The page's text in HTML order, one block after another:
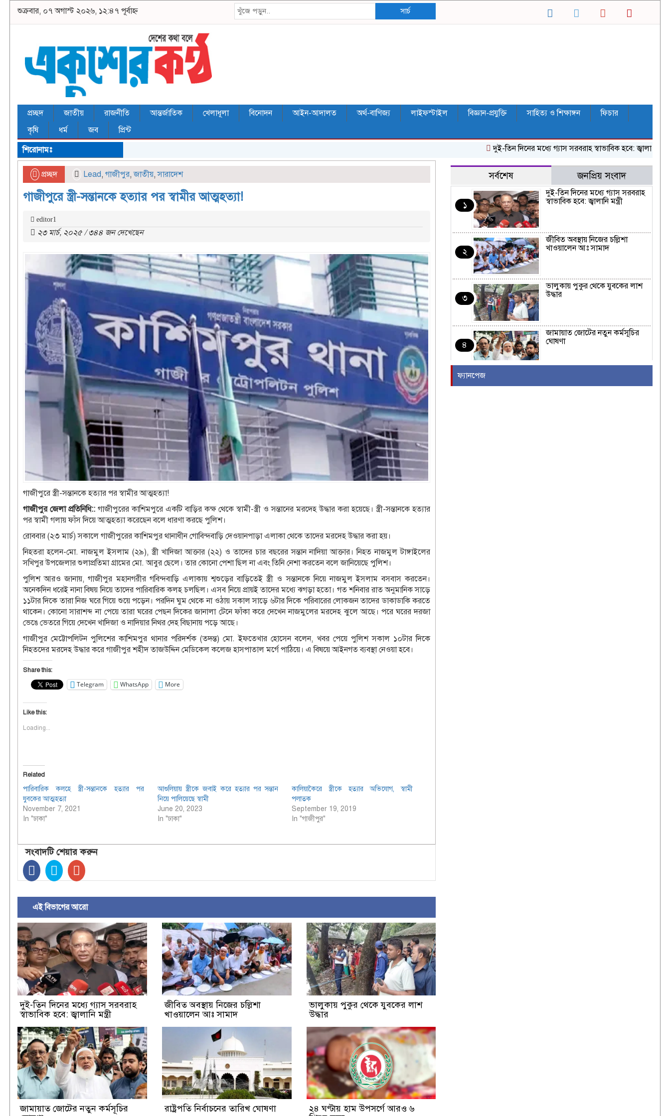
শুক্রবার, ০৭ অগাস্ট ২০২৬, ১২:৪৭ পূর্বাহ্ন সার্চ
প্রচ্ছদ জাতীয় রাজনীতি আন্তর্জাতিক খেলাধূলা বিনোদন আইন-আদালত অর্থ-বাণিজ্য লাইফস্টাইল বিজ্ঞান-প্রযুক্তি সাহিত্য ও শিক্ষাঙ্গন
ফিচার
কৃষি
ধর্ম জব
প্রিন্ট
শিরোনামঃ
দুই-তিন দিনের মধ্যে গ্যাস সরবরাহ স্বাভাবিক হবে: জ্বালানি মন্ত্রী
প্রচ্ছদ Lead, গাজীপুর,জাতীয়,সারাদেশ
গাজীপুরে স্ত্রী-সন্তানকে হত্যার পর স্বামীর আত্মহত্যা!
editor1
২৩ মার্চ, ২০২৫ / ৩৪৪ জন দেখেছেন
গাজীপুরে স্ত্রী-সন্তানকে হত্যার পর স্বামীর আত্মহত্যা!
গাজীপুর জেলা প্রতিনিধি:: গাজীপুরের কাশিমপুরে একটি বাড়ির কক্ষ থেকে স্বামী-স্ত্রী ও সন্তানের মরদেহ উদ্ধার করা হয়েছে। স্ত্রী-সন্তানকে হত্যার
পর স্বামী গলায় ফাঁস দিয়ে আত্মহত্যা করেছেন বলে ধারণা করছে পুলিশ।
রোববার (২৩ মার্চ) সকালে গাজীপুরের কাশিমপুর থানাধীন গোবিন্দবাড়ি দেওয়ানপাড়া এলাকা থেকে তাদের মরদেহ উদ্ধার করা হয়।
নিহতরা হলেন-মো. নাজমুল ইসলাম (২৯), স্ত্রী খাদিজা আক্তার (২২) ও তাদের চার বছরের সন্তান নাদিয়া আক্তার। নিহত নাজমুল টাঙ্গাইলের
সখিপুর উপজেলার শুলাপ্রতিমা গ্রামের মো. আবুর ছেলে। তার কোনো পেশা ছিল না এবং তিনি নেশা করতেন বলে জানিয়েছে পুলিশ।
পুলিশ আরও জানায়, গাজীপুর মহানগরীর গবিন্দবাড়ি এলাকায় শ্বশুড়ের বাড়িতেই স্ত্রী ও সন্তানকে নিয়ে নাজমুল ইসলাম বসবাস করতেন।
অনেকদিন ধরেই নানা বিষয় নিয়ে তাদের পারিবারিক কলহ চলছিল। এসব নিয়ে প্রায়ই তাদের মধ্যে ঝগড়া হতো। গত শনিবার রাত অনুমানিক সাড়ে
১১টার দিকে তারা নিজ ঘরে গিয়ে শুয়ে পড়েন। পরদিন ঘুম থেকে না ওঠায় সকাল সাড়ে ৬টার দিকে পরিবারের লোকজন তাদের ডাকাডাকি করতে
থাকেন। কোনো সারাশব্দ না পেয়ে তারা ঘরের পেছন দিকের জানালা টেনে ফাঁকা করে দেখেন নাজমুলের মরদেহ ঝুলে আছে। পরে ঘরের দরজা
ভেঙে ভেতরে গিয়ে দেখেন খাদিজা ও নাদিয়ার নিথর দেহ বিছানায় পড়ে আছে।
গাজীপুর মেট্টোপলিটন পুলিশের কাশিমপুর থানার পরিদর্শক (তদন্ত) মো. ইফতেখার হোসেন বলেন, খবর পেয়ে পুলিশ সকাল ১০টার দিকে
নিহতদের মরদেহ উদ্ধার করে গাজীপুর শহীদ তাজউদ্দিন মেডিকেল কলেজ হাসপাতাল মর্গে পাঠিয়ে। এ বিষয়ে আইনগত ব্যবস্থা নেওয়া হবে।
Share this:
Telegram WhatsApp More
Like this:
Loading...
Related
পারিবারিক কলহে স্ত্রী-সন্তানকে হত্যার পর
যুবকের আত্মহত্যা
November 7, 2021
In "ঢাকা"
আশুলিয়ায় স্ত্রীকে জবাই করে হত্যার পর সন্তান
নিয়ে পালিয়েছে স্বামী
June 20, 2023
In "ঢাকা"
কালিয়াকৈরে স্ত্রীকে হত্যার অভিযোগ, স্বামী
পলাতক
September 19, 2019
In "গাজীপুর"
সংবাদটি শেয়ার করুন
এই বিভাগের আরো
দুই-তিন দিনের মধ্যে গ্যাস সরবরাহ
স্বাভাবিক হবে: জ্বালানি মন্ত্রী
জীবিত অবস্থায় নিজের চল্লিশা
খাওয়ালেন আঃ সামাদ
ভালুকায় পুকুর থেকে যুবকের লাশ
উদ্ধার
জামায়াত জোটের নতুন কর্মসূচির
রাষ্ট্রপতি নির্বাচনের তারিখ ঘোষণা
২৪ ঘণ্টায় হাম উপসর্গে আরও ৬
সর্বশেষ জনপ্রিয় সংবাদ
১
দুই-তিন দিনের মধ্যে গ্যাস সরবরাহ
স্বাভাবিক হবে: জ্বালানি মন্ত্রী
২
জীবিত অবস্থায় নিজের চল্লিশা
খাওয়ালেন আঃ সামাদ
৩
ভালুকায় পুকুর থেকে যুবকের লাশ
উদ্ধার
৪
জামায়াত জোটের নতুন কর্মসূচির
ঘোষণা
ফ্যানপেজ